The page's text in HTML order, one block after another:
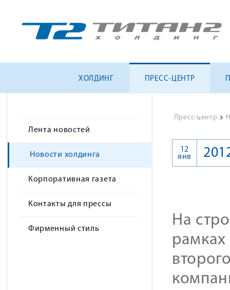
ХОЛДИНГ ПРЕСС-ЦЕНТР
Лента новостей
Новости холдинга
Корпоративная газета
Контакты для прессы
Фирменный стиль
Пресс-центр >
12
янв
На